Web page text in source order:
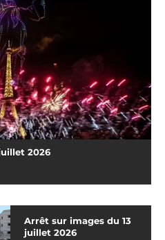
2026
Arrêt sur images du 13
juillet 2026